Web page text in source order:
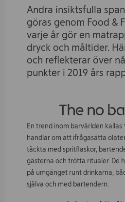
Andra insiktsfulla
göras genom Food &
varje år gör en
dryck och måltider.
och reflekterar över
punkter i 2019 års
The no
En trend inom barvärlden kallas
handlar om att ifrågasätta
täckta med spritflaskor,
gästerna och trötta ritualer. De
på umgänget runt drinkarna,
själva och med bartendern.